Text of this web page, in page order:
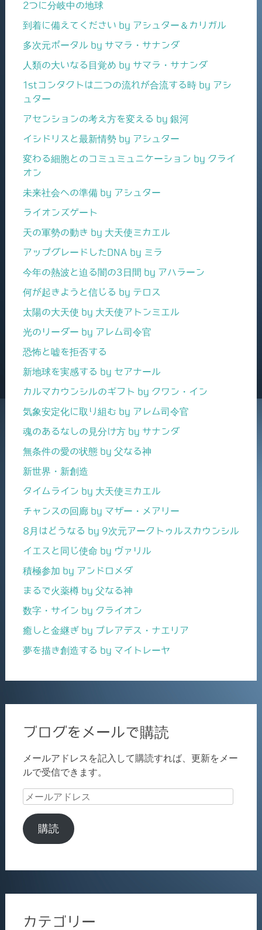
2つに分岐中の地球
到着に備えてください by アシュター＆カリガル
多次元ポータル by サマラ・サナンダ
人類の大いなる目覚め by サマラ・サナンダ
1stコンタクトは二つの流れが合流する時 by アシ
ュター
アセンションの考え方を変える by 銀河
イシドリスと最新情勢 by アシュター
変わる細胞とのコミュミュニケーション by クライ
オン
未来社会への準備 by アシュター
ライオンズゲート
天の軍勢の動き by 大天使ミカエル
アップグレードしたDNA by ミラ
今年の熱波と迫る闇の3日間 by アハラーン
何が起きようと信じる by テロス
太陽の大天使 by 大天使アトンミエル
光のリーダー by アレム司令官
恐怖と嘘を拒否する
新地球を実感する by セアナール
カルマカウンシルのギフト by クワン・イン
気象安定化に取り組む by アレム司令官
魂のあるなしの見分け方 by サナンダ
無条件の愛の状態 by 父なる神
新世界・新創造
タイムライン by 大天使ミカエル
チャンスの回廊 by マザー・メアリー
8月はどうなる by 9次元アークトゥルスカウンシル
イエスと同じ使命 by ヴァリル
積極参加 by アンドロメダ
まるで火薬樽 by 父なる神
数字・サイン by クライオン
癒しと金継ぎ by プレアデス・ナエリア
夢を描き創造する by マイトレーヤ
ブログをメールで購読
メールアドレスを記入して購読すれば、更新をメー
ルで受信できます。
メ
ル
ア
購読
カテゴリー